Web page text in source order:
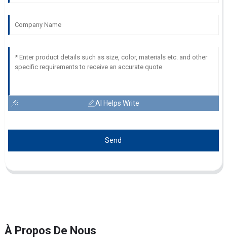
AI Helps Write
Send
À Propos De Nous